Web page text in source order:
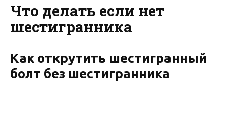
Что делать если нет
шестигранника
Как открутить шестигранный
болт без шестигранника